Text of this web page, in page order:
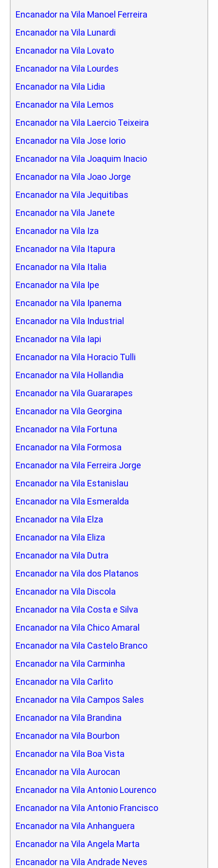
Encanador na Vila Manoel Ferreira
Encanador na Vila Lunardi
Encanador na Vila Lovato
Encanador na Vila Lourdes
Encanador na Vila Lidia
Encanador na Vila Lemos
Encanador na Vila Laercio Teixeira
Encanador na Vila Jose Iorio
Encanador na Vila Joaquim Inacio
Encanador na Vila Joao Jorge
Encanador na Vila Jequitibas
Encanador na Vila Janete
Encanador na Vila Iza
Encanador na Vila Itapura
Encanador na Vila Italia
Encanador na Vila Ipe
Encanador na Vila Ipanema
Encanador na Vila Industrial
Encanador na Vila Iapi
Encanador na Vila Horacio Tulli
Encanador na Vila Hollandia
Encanador na Vila Guararapes
Encanador na Vila Georgina
Encanador na Vila Fortuna
Encanador na Vila Formosa
Encanador na Vila Ferreira Jorge
Encanador na Vila Estanislau
Encanador na Vila Esmeralda
Encanador na Vila Elza
Encanador na Vila Eliza
Encanador na Vila Dutra
Encanador na Vila dos Platanos
Encanador na Vila Discola
Encanador na Vila Costa e Silva
Encanador na Vila Chico Amaral
Encanador na Vila Castelo Branco
Encanador na Vila Carminha
Encanador na Vila Carlito
Encanador na Vila Campos Sales
Encanador na Vila Brandina
Encanador na Vila Bourbon
Encanador na Vila Boa Vista
Encanador na Vila Aurocan
Encanador na Vila Antonio Lourenco
Encanador na Vila Antonio Francisco
Encanador na Vila Anhanguera
Encanador na Vila Angela Marta
Encanador na Vila Andrade Neves